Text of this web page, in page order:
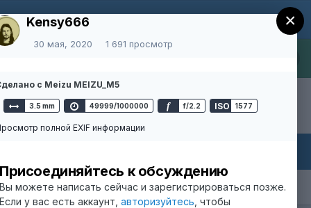
Грибочка в телеграмм) ×
Уже зарегистрированы? Войти Регистрация
×
Kensy666
30 мая, 2020 1 691 просмотр
с Meizu MEIZU_M5
3.5 mm 49999/1000000 f f/2.2 ISO 1577
полной EXIF информации
Присоединяйтесь к обсуждению
Вы можете написать сейчас и зарегистрироваться позже.
Если у вас есть аккаунт, авторизуйтесь , чтобы